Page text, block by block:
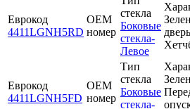
Еврокод
4411LGNH5RD
OEM
номер
стекла
Боковые
стекла-
Левое
Еврокод
4411LGNH5FD
OEM
номер
Тип
стекла
Боковые
стекла-